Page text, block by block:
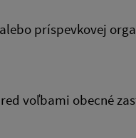
príspevkovej
voľbami obecné